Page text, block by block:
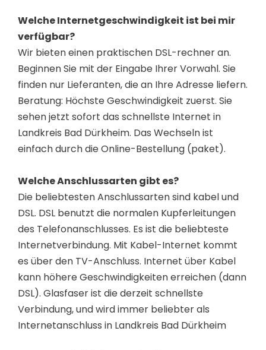
Welche Internetgeschwindigkeit ist bei mir
verfügbar?
Wir bieten einen praktischen DSL-rechner an.
Beginnen Sie mit der Eingabe Ihrer Vorwahl. Sie
finden nur Lieferanten, die an Ihre Adresse liefern.
Beratung: Höchste Geschwindigkeit zuerst. Sie
sehen jetzt sofort das schnellste Internet in
Landkreis Bad Dürkheim. Das Wechseln ist
einfach durch die Online-Bestellung (paket).
Welche Anschlussarten gibt es?
Die beliebtesten Anschlussarten sind kabel und
DSL. DSL benutzt die normalen Kupferleitungen
des Telefonanschlusses. Es ist die beliebteste
Internetverbindung. Mit Kabel-Internet kommt
es über den TV-Anschluss. Internet über Kabel
kann höhere Geschwindigkeiten erreichen (dann
DSL). Glasfaser ist die derzeit schnellste
Verbindung, und wird immer beliebter als
Internetanschluss in Landkreis Bad Dürkheim